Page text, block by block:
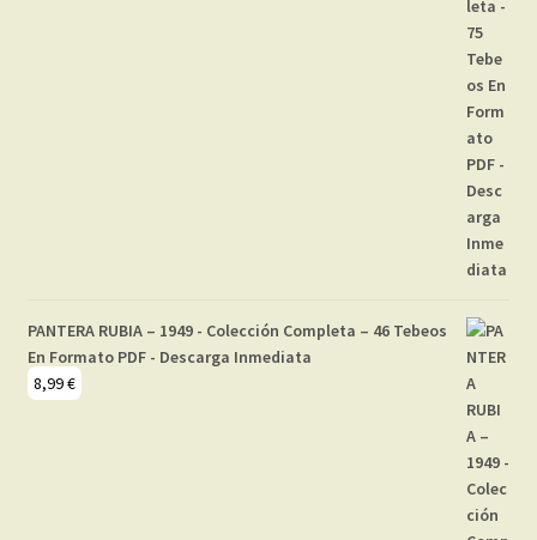
PANTERA RUBIA – 1949 - Colección Completa – 46 Tebeos
En Formato PDF - Descarga Inmediata
8,99€